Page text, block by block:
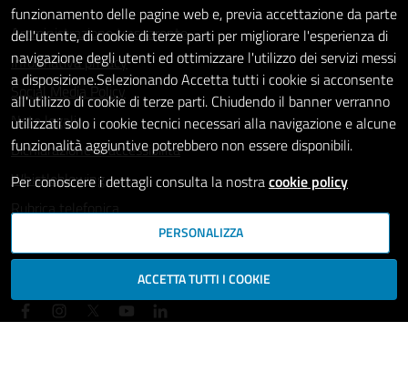
Amministrazione trasparente
Informativa privacy
Social Media Policy
Note legali
Dichiarazione di accessibilità
Whistleblowing
Rubrica telefonica
SEGUICI SU
funzionamento delle pagine web e, previa accettazione da parte
dell'utente, di cookie di terze parti per migliorare l'esperienza di
navigazione degli utenti ed ottimizzare l'utilizzo dei servizi messi
a disposizione.Selezionando Accetta tutti i cookie si acconsente
all'utilizzo di cookie di terze parti. Chiudendo il banner verranno
utilizzati solo i cookie tecnici necessari alla navigazione e alcune
funzionalità aggiuntive potrebbero non essere disponibili.
Per conoscere i dettagli consulta la nostracookie policy
PERSONALIZZA
ACCETTA TUTTI I COOKIE